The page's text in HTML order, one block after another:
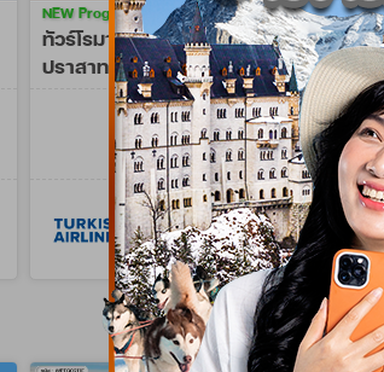
ทัวร์โรมาเนีย - บัลแกเรีย ชม 4
ปราสาท สุดงดงาม 9 วัน (TK) APR -
NEW Program
WTK0709C
9 วัน 7 คืน
08 เม.ย. 70 - 28 ต.ค. 70
เริ่มต้น
93,900
บาท/ท่าน